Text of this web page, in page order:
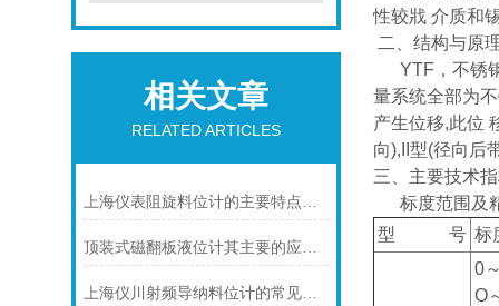
相关文章
RELATED ARTICLES
上海仪表阻旋料位计的主要特点可归纳如下
顶装式磁翻板液位计其主要的应用领域及具体用途
上海仪川射频导纳料位计的常见问题及解决方法如下
性较戕 介质和
二、结构与原
YTF，不锈钢
量系统全部为
产生位移,此位
向),II型(径向后
三、主要技术
标度范围及
型 号
0
O